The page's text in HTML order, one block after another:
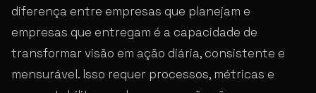
diferença entre empresas que planejam e
empresas que entregam é a capacidade de
transformar visão em ação diária, consistente e
mensurável. Isso requer processos, métricas e